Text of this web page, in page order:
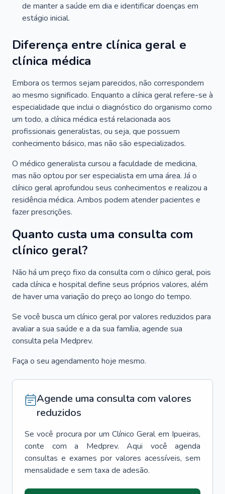
de manter a saúde em dia e identificar doenças em
estágio inicial.
Diferença entre clínica geral e
clínica médica
Embora os termos sejam parecidos, não correspondem
ao mesmo significado. Enquanto a clínica geral refere-se à
especialidade que inclui o diagnóstico do organismo como
um todo, a clínica médica está relacionada aos
profissionais generalistas, ou seja, que possuem
conhecimento básico, mas não são especializados.
O médico generalista cursou a faculdade de medicina,
mas não optou por ser especialista em uma área. Já o
clínico geral aprofundou seus conhecimentos e realizou a
residência médica. Ambos podem atender pacientes e
fazer prescrições.
Quanto custa uma consulta com
clínico geral?
Não há um preço fixo da consulta com o clínico geral, pois
cada clínica e hospital define seus próprios valores, além
de haver uma variação do preço ao longo do tempo.
Se você busca um clínico geral por valores reduzidos para
avaliar a sua saúde e a da sua família, agende sua
consulta pela Medprev.
Faça o seu agendamento hoje mesmo.
Agende uma consulta com valores
reduzidos
Se você procura por um Clínico Geral em Ipueiras,
conte com a Medprev. Aqui você agenda
consultas e exames por valores acessíveis, sem
mensalidade e sem taxa de adesão.